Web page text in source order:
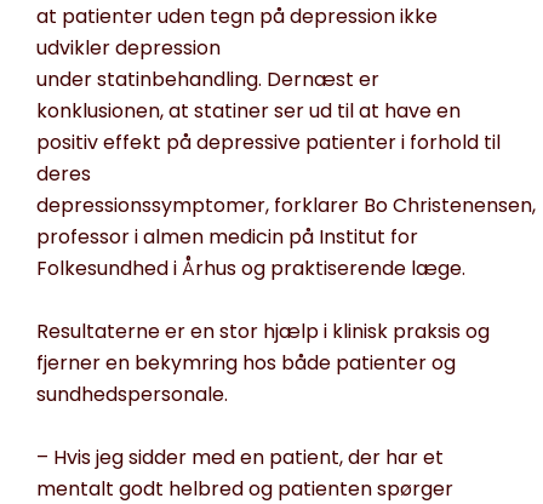
at patienteruden tegn på depression ikke
udvikler depression
understatinbehandling. Dernæst er
konklusionen, at statinerser ud til at have en
positiv effekt på depressive patienter i forhold til
deres
depressionssymptomer, forklarer BoChristenensen,
professor i almen medicin på Institut for
Folkesundhed i Århus og praktiserende læge.
Resultaterne er en stor hjælp i klinisk praksisog
fjerner en bekymring hos både patienter og
sundhedspersonale.
– Hvis jeg sidder med en patient, der har et
mentalt godt helbred og patienten spørger